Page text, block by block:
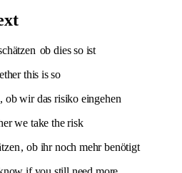
ob dies so ist
this is so
, ob wir das risiko eingehen
we take the risk
, ob ihr noch mehr benötigt